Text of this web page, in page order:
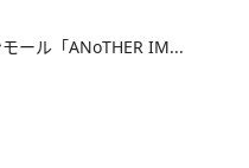
ール「ANoTHER IM...